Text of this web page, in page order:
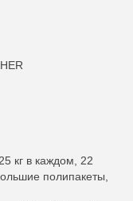
кг в каждом, 22
полипакеты,